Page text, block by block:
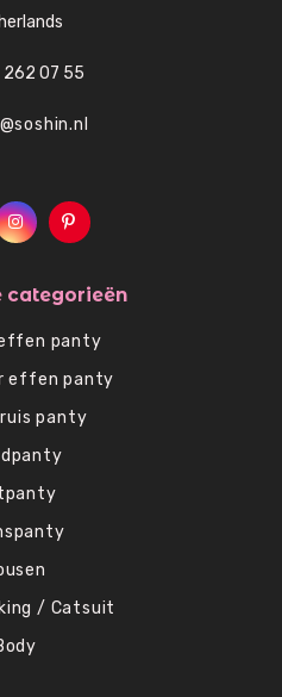
262 07 55
categorieën
panty
effen panty
panty
/ Catsuit